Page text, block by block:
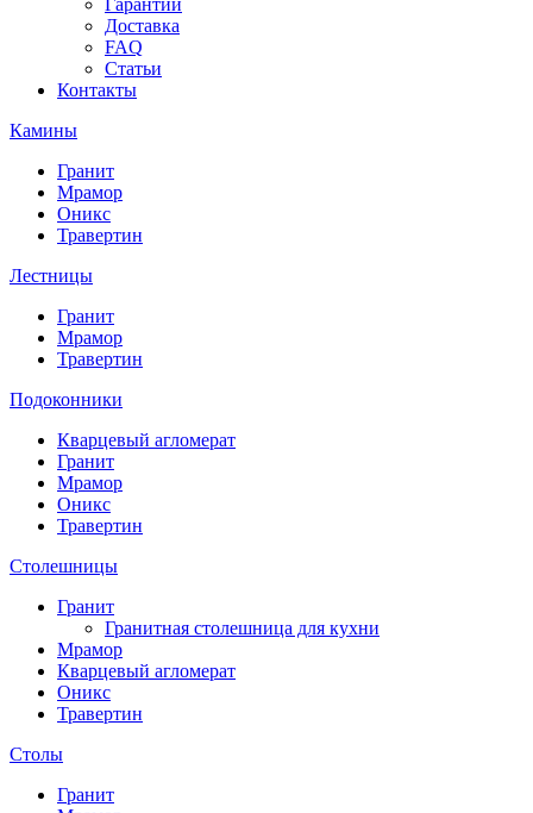
Гарантии
Доставка
FAQ
Статьи
Контакты
Камины
Гранит
Мрамор
Оникс
Травертин
Лестницы
Гранит
Мрамор
Травертин
Подоконники
Кварцевый агломерат
Гранит
Мрамор
Оникс
Травертин
Столешницы
Гранит
Гранитная столешница для кухни
Мрамор
Кварцевый агломерат
Оникс
Травертин
Столы
Гранит